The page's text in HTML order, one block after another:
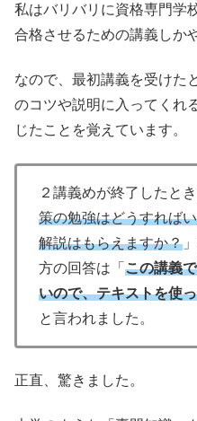
私はバリバリに資格専門学
合格させるための講義しか
なので、最初講義を受けた
のコツや説明に入ってくれ
じたことを覚えています。
２講義めが終了したと
策の勉強はどうすれば
解説はもらえますか？
方の回答は「 この講義
いので、テキストを使
と言われました。
正直、驚きました。